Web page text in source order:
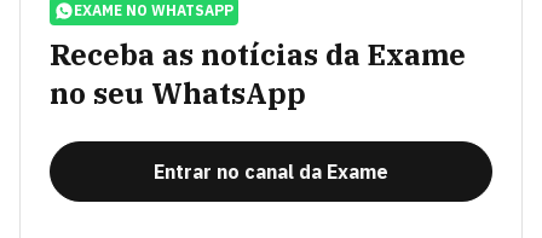
EXAME NO WHATSAPP
Receba as notícias da Exame
no seu WhatsApp
Entrar no canal da Exame